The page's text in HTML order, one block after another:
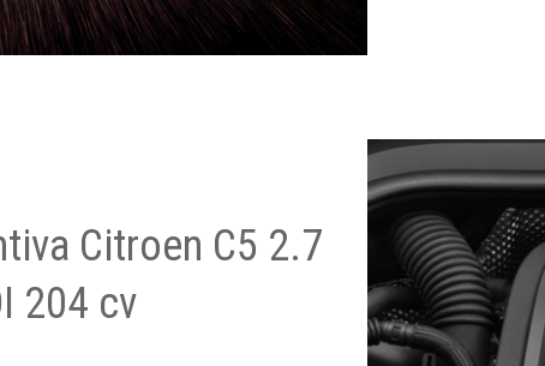
Citroen C5 2.7
204 cv